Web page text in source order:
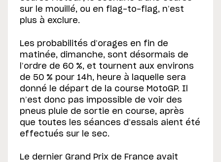
sur le mouillé, ou en flag-to-flag, n’est
plus à exclure.
Les probabilités d’orages en fin de
matinée, dimanche, sont désormais de
l’ordre de 60 %, et tournent aux environs
de 50 % pour 14h, heure à laquelle sera
donné le départ de la course MotoGP. Il
n’est donc pas impossible de voir des
pneus pluie de sortie en course, après
que toutes les séances d’essais aient été
effectués sur le sec.
Le dernier Grand Prix de France avait